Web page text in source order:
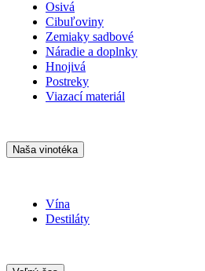
Osivá
Cibuľoviny
Zemiaky sadbové
Náradie a doplnky
Hnojivá
Postreky
Viazací materiál
Naša vinotéka
Vína
Destiláty